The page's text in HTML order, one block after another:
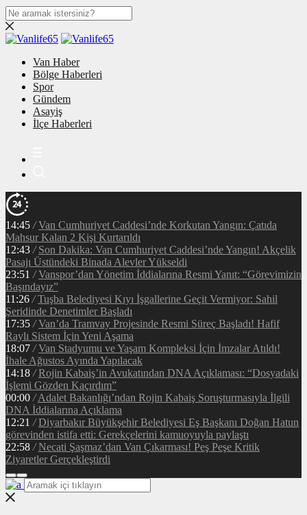
Van Haber
Bölge Haberleri
Spor
Gündem
Asayiş
İlçe Haberleri
14:45 / Van Cumhuriyet Caddesi’nde Korkutan Yangın: Çatıda
Mahsur Kalan 2 Kişi Kurtarıldı
12:43 / Son Dakika: Van Cumhuriyet Caddesi’nde Yangın! Akçelik
Pasajı Üstündeki Binada Alevler Yükseldi
23:51 / Vanspor’dan Yönetim İddialarına Resmi Yanıt: “Görevimizin
Başındayız”
11:26 / Tuşba Belediyesi Kıyı İşgallerine Geçit Vermiyor: Sahil
Şeridinde Denetimler Başladı
17:35 / Van’da Tramvay Projesinde Resmi Süreç Başladı! Hafif
Raylı Sistem İçin Yeni Aşama
18:07 / Van Stadyumu ve Yaşam Kompleksi İçin İmzalar Atıldı!
İhale Ağustos Ayında Yapılacak
14:18 / Rojin Kabaiş’in Avukatından DNA Açıklaması: “Dosyadaki
İşlemi Gözden Kaçırdım”
00:00 / Adalet Bakanlığı’ndan Rojin Kabaiş Soruşturmasıyla İlgili
DNA İddialarına Açıklama
12:21 / Diyarbakır Büyükşehir Belediyesi Eş Başkanı Doğan Hatun
görevinden istifa etti: Gerekçelerini kamuoyuyla paylaştı
22:58 / Necati Şaşmaz’dan Van Çıkarması! Peş Peşe Kritik
Ziyaretler Gerçekleştirdi